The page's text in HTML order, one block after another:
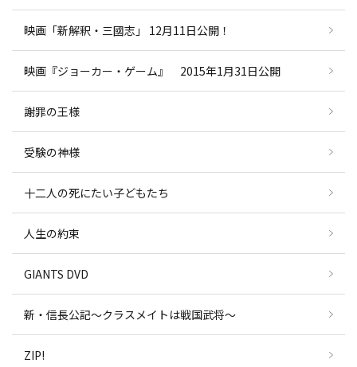
映画「新解釈・三國志」 12月11日公開！
映画『ジョーカー・ゲーム』 2015年1月31日公開
謝罪の王様
受験の神様
十二人の死にたい子どもたち
人生の約束
GIANTS DVD
新・信長公記～クラスメイトは戦国武将～
ZIP!